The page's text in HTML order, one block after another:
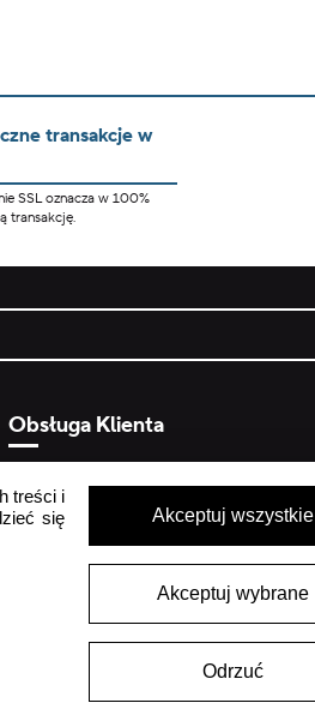
transakcje w
SSL oznacza w 100%
transakcję.
Obsługa Klienta
Sob - Ndz
Zamknięte
crocs.sklep@intersocks.pl
treści i
się
Akceptuj wszystkie
Akceptuj wybrane
Odrzuć